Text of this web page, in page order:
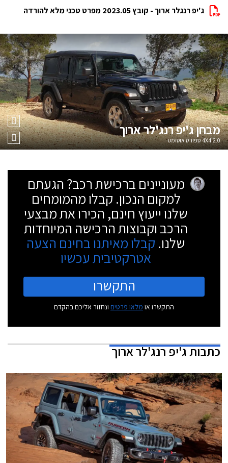
ג'יפ רנגלר ארוך - קובץ 2023.05 מפרט טכני מלא להורדה
מבחןג'יפ רנג'לר ארוך
2.0 4X4 ספורט אוטומט
מעוניינים ברכישת רכב? הגעתם
למקום הנכון. קבלו מהמומחים
שלנו ייעוץ חינם, הכירו את מבצעי
הרכב וקבוצות הרכישה המיוחדות
שלנו. קבלו מאיתנו בחינם הצעה
אטרקטיבית עכשיו
התקשרו
התקשרו או מלאו פרטים ונחזור אליכם בהקדם
כתבותג'יפ רנג'לר ארוך